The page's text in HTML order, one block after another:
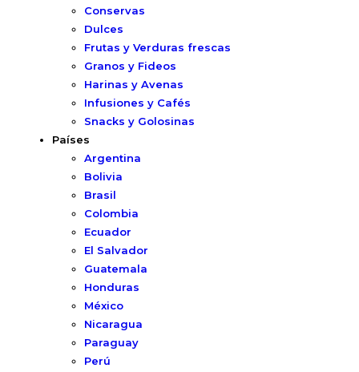
Conservas
Dulces
Frutas y Verduras frescas
Granos y Fideos
Harinas y Avenas
Infusiones y Cafés
Snacks y Golosinas
Países
Argentina
Bolivia
Brasil
Colombia
Ecuador
El Salvador
Guatemala
Honduras
México
Nicaragua
Paraguay
Perú